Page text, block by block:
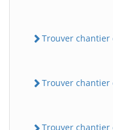
Trouver chantier
Trouver chantier
Trouver chantier